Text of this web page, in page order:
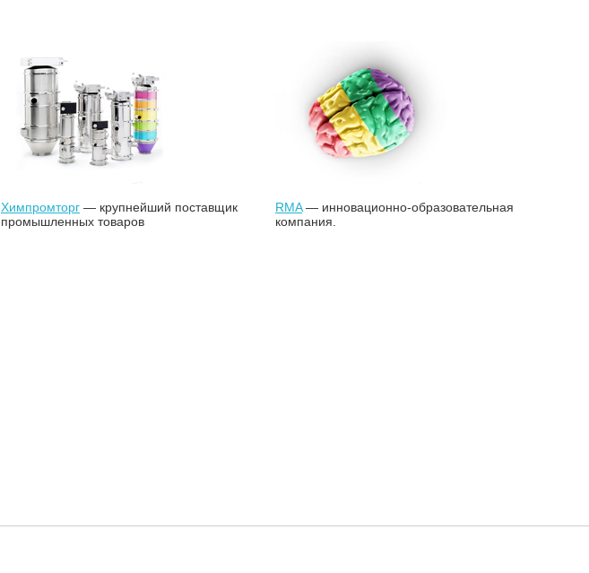
Химпромторг — крупнейший поставщик
промышленных товаров
RMA— инновационно-образовательная
компания.